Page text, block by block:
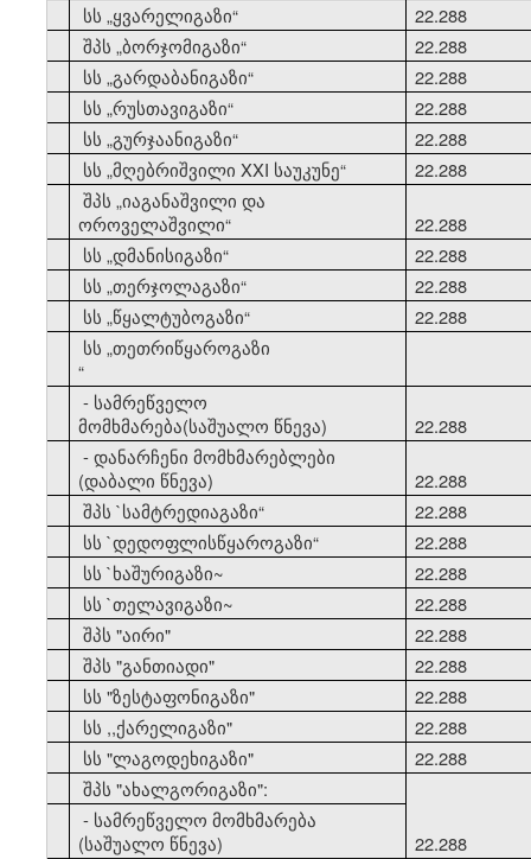
სს„ყვარელიგაზი“
22.288
შპს„ბორჯომიგაზი“
22.288
სს„გარდაბანიგაზი“
22.288
სს„რუსთავიგაზი“
22.288
სს„გურჯაანიგაზი“
22.288
სს„მღებრიშვილი XXI საუკუნე“ 22.288
შპს„იაგანაშვილი და
ოროველაშვილი“
22.288
სს„დმანისიგაზი“
22.288
სს„თერჯოლაგაზი“
22.288
სს„წყალტუბოგაზი“ 22.288
სს„თეთრიწყაროგაზი
“
- სამრეწველო
მომხმარება(საშუალო წნევა)
22.288
- დანარჩენი მომხმარებლები
(დაბალი წნევა)
22.288
შპს `სამტრედიაგაზი“
22.288
სს `დედოფლისწყაროგაზი“
22.288
სს `ხაშურიგაზი~
22.288
სს `თელავიგაზი~
22.288
შპს "აირი"
22.288
შპს "განთიადი"
22.288
სს "ზესტაფონიგაზი"
22.288
სს ,,ქარელიგაზი"
22.288
სს "ლაგოდეხიგაზი"
22.288
შპს "ახალგორიგაზი":
- სამრეწველო მომხმარება
(საშუალო წნევა)
22.288